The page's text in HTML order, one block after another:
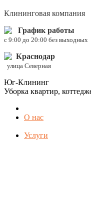
Клининговая компания
График работы
c 9:00 до 20:00 без выходных
Краснодар
улица Северная
Юг-Клининг
Уборка квартир,
О нас
Услуги